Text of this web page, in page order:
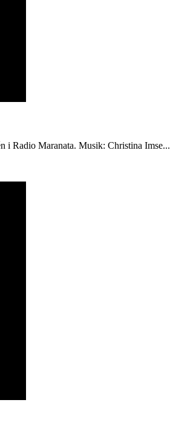
i Radio Maranata. Musik: Christina Imse...